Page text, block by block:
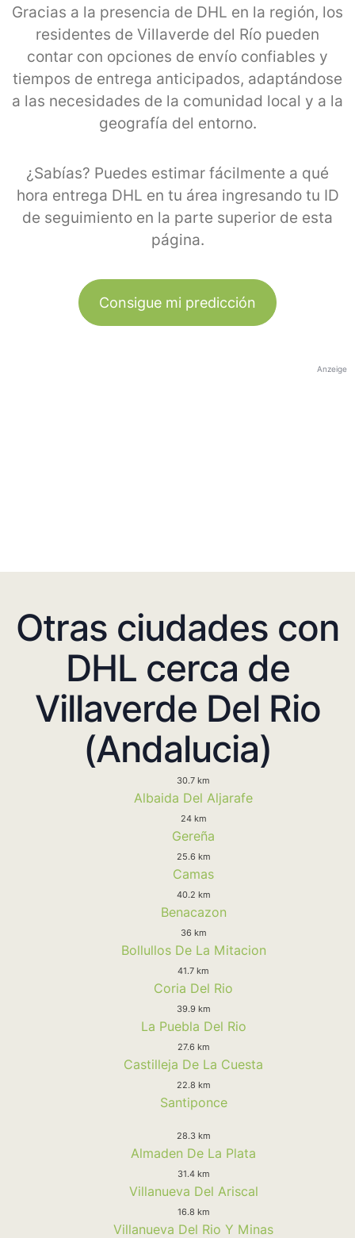
Gracias a la presencia de DHL en la región, los
residentes de Villaverde del Río pueden
contar con opciones de envío confiables y
tiempos de entrega anticipados, adaptándose
a las necesidades de la comunidad local y a la
geografía del entorno.
¿Sabías? Puedes estimar fácilmente a qué
hora entrega DHL en tu área ingresando tu ID
de seguimiento en la parte superior de esta
página.
Consigue mi predicción
Anzeige
Otras ciudades con
DHL cerca de
Villaverde Del Rio
(Andalucia)
30.7 km
Albaida Del Aljarafe
24 km
Gereña
25.6 km
Camas
40.2 km
Benacazon
36 km
Bollullos De La Mitacion
41.7 km
Coria Del Rio
39.9 km
La Puebla Del Rio
27.6 km
Castilleja De La Cuesta
22.8 km
Santiponce
28.3 km
Almaden De La Plata
31.4 km
Villanueva Del Ariscal
16.8 km
Villanueva Del Rio Y Minas